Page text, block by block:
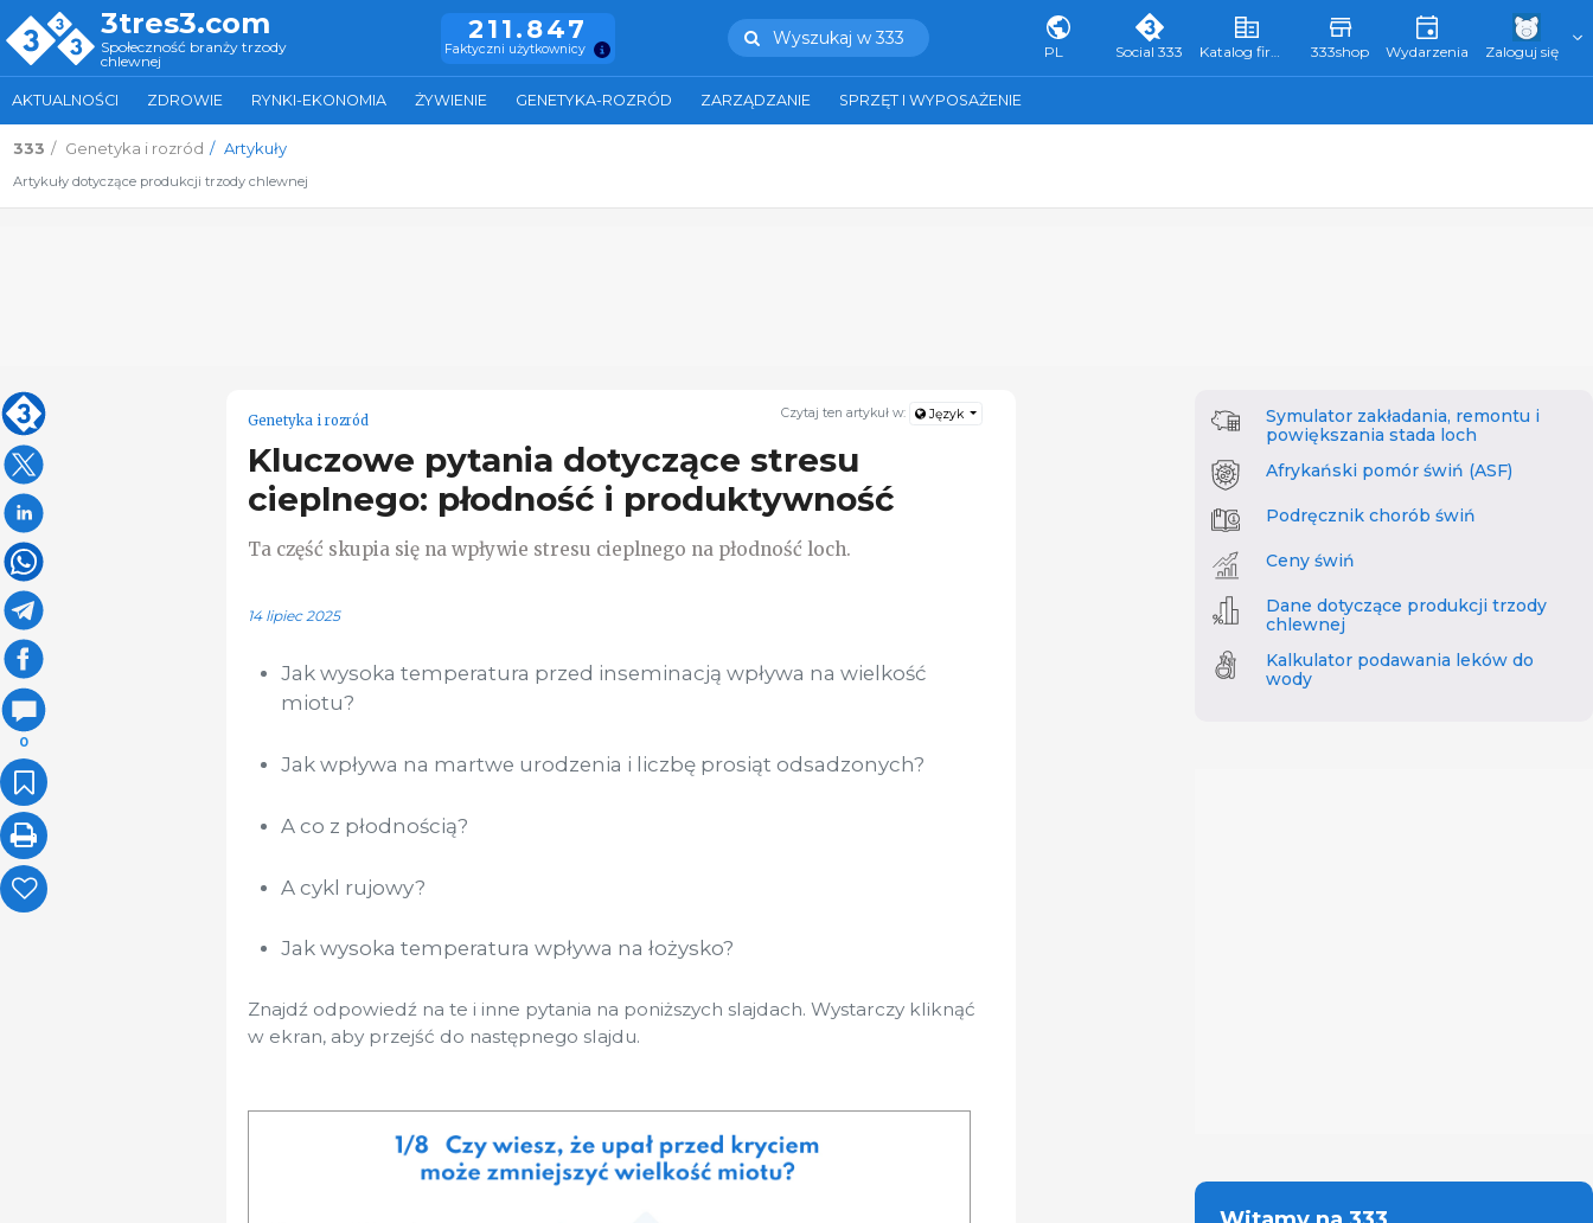
3tres3.com
Społeczność branży trzody
chlewnej
211.847
Faktyczni użytkownicy
Wyszukaj w 333
PL Social 333 Katalog firm 333 333shop Wydarzenia Zaloguj się
AKTUALNOŚCI ZDROWIE RYNKI-EKONOMIA ŻYWIENIE GENETYKA-ROZRÓD ZARZĄDZANIE SPRZĘT I WYPOSAŻENIE
333 Genetyka i rozród Artykuły
Artykuły dotyczące produkcji trzody chlewnej
0
Czytaj ten artykuł w: Język
Genetyka i rozród
Kluczowe pytania dotyczące stresu
cieplnego: płodność i produktywność
Ta część skupia się na wpływie stresu cieplnego na płodność loch.
14 lipiec 2025
Jak wysoka temperatura przed inseminacją wpływa na wielkość
miotu?
Jak wpływa na martwe urodzenia i liczbę prosiąt odsadzonych?
A co z płodnością?
A cykl rujowy?
Jak wysoka temperatura wpływa na łożysko?
Znajdź odpowiedź na te i inne pytania na poniższych slajdach. Wystarczy kliknąć
w ekran, aby przejść do następnego slajdu.
Symulator zakładania, remontu i
powiększania stada loch
Afrykański pomór świń (ASF)
Podręcznik chorób świń
Ceny świń
Dane dotyczące produkcji trzody
chlewnej
Kalkulator podawania leków do
wody